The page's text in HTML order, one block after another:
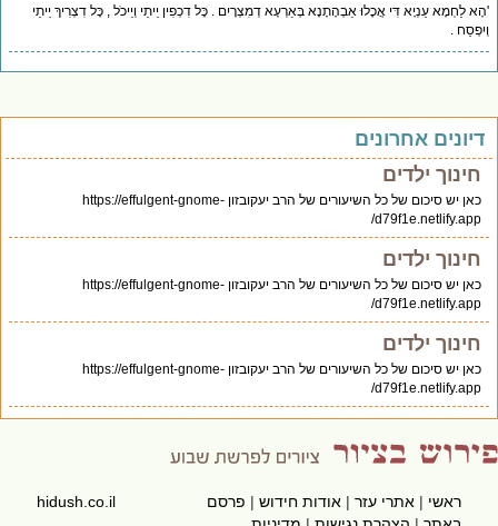
לַחְמָא עַנְיָא דִּי אֲכָלוּ אַבְהָתָנָא בְּאַרְעָא דְמִצְרָיִם . כָּל דִכְפִין יֵיתֵי וְיֵיכֹל , כָּל דִצְרִיךְ יֵיתֵי
.
אחרונים
חינוך ילדים
כאן יש סיכום של כל השיעורים של הרב יעקובזון https://effulgent-gnome-
d79f1e.netlify.app/
חינוך ילדים
כאן יש סיכום של כל השיעורים של הרב יעקובזון https://effulgent-gnome-
d79f1e.netlify.app/
חינוך ילדים
כאן יש סיכום של כל השיעורים של הרב יעקובזון https://effulgent-gnome-
d79f1e.netlify.app/
ראשי|אתרי עזר|אודות חידוש|פרסם
hidush.co.il